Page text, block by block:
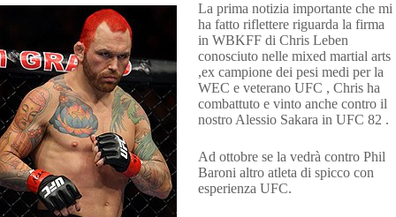
La prima notizia importante che mi
ha fatto riflettere riguarda la firma
in WBKFF di Chris Leben
conosciuto nelle mixed martial arts
,ex campione dei pesi medi per la
WEC e veterano UFC , Chris ha
combattuto e vinto anche contro il
nostro Alessio Sakara in UFC 82 .
Ad ottobre se la vedrà contro Phil
Baroni altro atleta di spicco con
esperienza UFC.